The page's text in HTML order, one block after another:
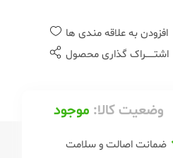
افزودن به علاقه مندی ها
اشتــــــراک گذاری محصول
وضعیت کالا: موجود
ضمانت اصالت و سلامت